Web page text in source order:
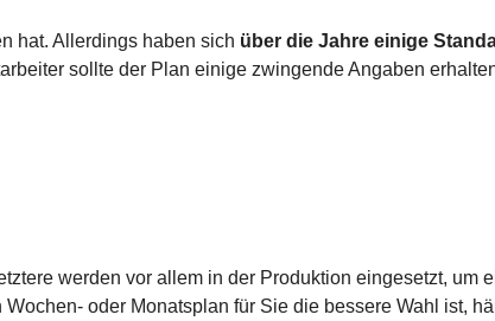
hat. Allerdings haben sich über die Jahre einige
sollte der Plan einige zwingende Angaben
werden vor allem in der Produktion eingesetzt, um
oder Monatsplan für Sie die bessere Wahl ist,